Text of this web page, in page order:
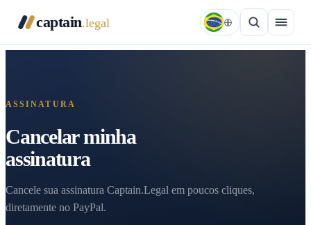
captain.legal
ASSINATURA
Cancelar minha
assinatura
Cancele sua assinatura Captain.Legal em poucos cliques,
diretamente no PayPal.